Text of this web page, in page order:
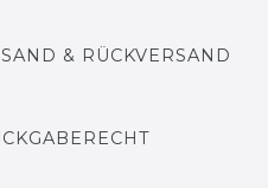
& RÜCKVERSAND